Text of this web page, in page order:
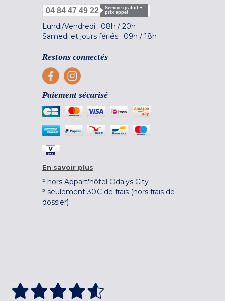
04 84 47 49 22
Service gratuit +
prix appel
Lundi/Vendredi : 08h / 20h
Samedi et jours fériés : 09h / 18h
Restons connectés
Paiement sécurisé
En savoir plus
² hors Appart'hôtel Odalys City
³ seulement 30€ de frais (hors frais de
dossier)